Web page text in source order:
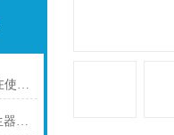
SXHX-2000无线高压核相器在使用是注意那些？
ZGF-60KV/5mA直流高压发生器的作用和特点有什么？